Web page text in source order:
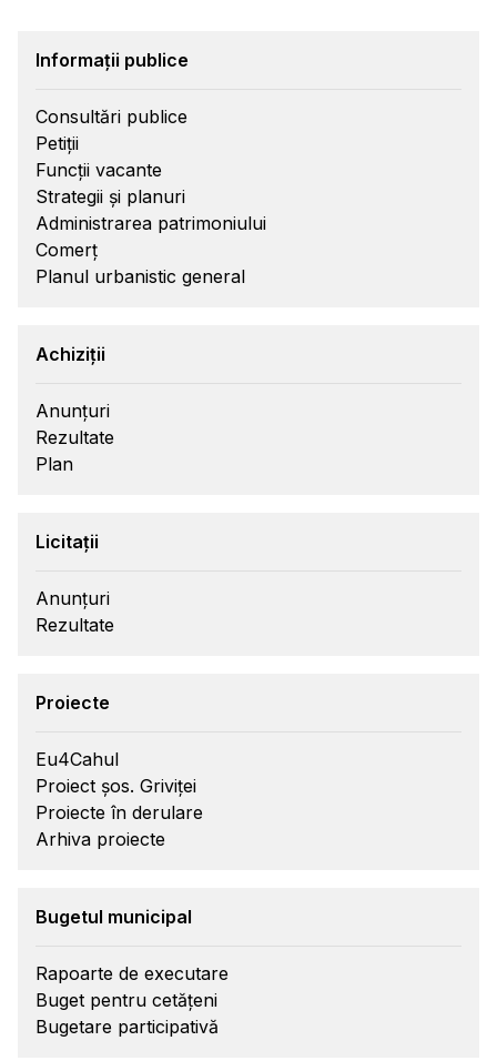
Informații publice
Consultări publice
Petiții
Funcții vacante
Strategii și planuri
Administrarea patrimoniului
Comerț
Planul urbanistic general
Achiziții
Anunțuri
Rezultate
Plan
Licitații
Anunțuri
Rezultate
Proiecte
Eu4Cahul
Proiect șos. Griviței
Proiecte în derulare
Arhiva proiecte
Bugetul municipal
Rapoarte de executare
Buget pentru cetățeni
Bugetare participativă